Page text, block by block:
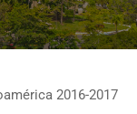
2016-2017